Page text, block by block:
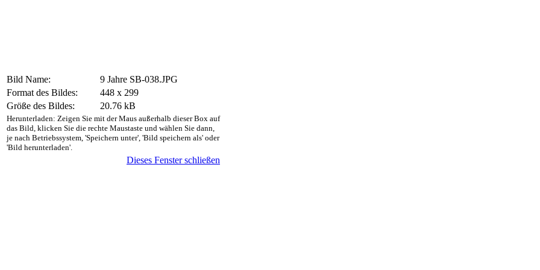
Bild Name:
9 Jahre SB-038.JPG
Format des Bildes:
448 x 299
Größe des Bildes:
20.76 kB
Herunterladen: Zeigen Sie mit der Maus außerhalb dieser Box auf
das Bild, klicken Sie die rechte Maustaste und wählen Sie dann,
je nach Betriebssystem, 'Speichern unter', 'Bild speichern als' oder
'Bild herunterladen'.
Dieses Fenster schließen